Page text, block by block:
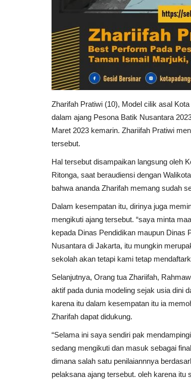
Zharifah Pratiwi (10), Model cilik asal
dalam ajang Pesona Batik Nusantara
Maret 2023 kemarin. Zhariifah Pratiwi
tersebut.
Hal tersebut disampaikan langsung oleh
Ritonga, saat beraudiensi dengan
bahwa ananda Zharifah memang sudah
Dalam kesempatan itu, dirinya juga
mengikuti ajang tersebut. “saya minta
kepada Dinas Pendidikan maupun Dinas
Nusantara di Jakarta, itu mungkin
sekolah akan tetapi kami tetap
Selanjutnya, Orang tua Zhariifah,
aktif pada dunia modeling sejak usia dini
karena itu dalam kesempatan itu ia
Zharifah dapat didukung.
“Selama ini saya sendiri pak
sedang mengikuti dan masuk sebagai
dimana salah satu penilaiannnya
pelaksana ajang tersebut. oleh karena
Prokopim